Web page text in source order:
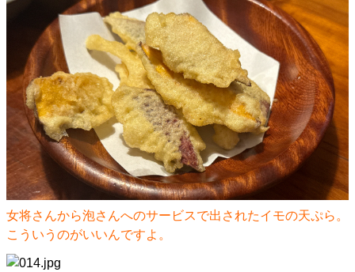
女将さんから泡さんへのサービスで出されたイモの天ぷら。
こういうのがいいんですよ。